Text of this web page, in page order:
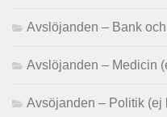
Avslöjanden – Bank
Avslöjanden – Medicin
Avsöjanden – Politik (ej